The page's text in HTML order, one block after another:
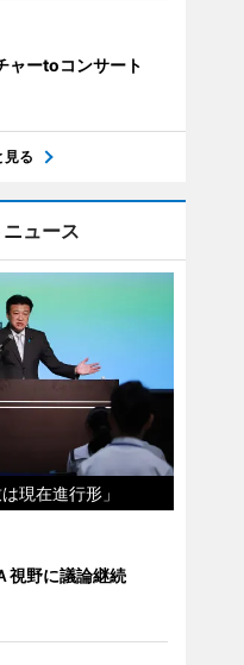
ャーtoコンサート
見る
ュース
現在進行形」
視野に議論継続